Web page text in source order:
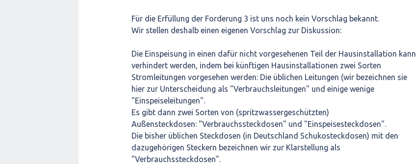
Für die Erfüllung der Forderung 3 ist uns noch kein Vorschlag bekannt.
Wir stellen deshalb einen eigenen Vorschlag zur Diskussion:
Die Einspeisung in einen dafür nicht vorgesehenen Teil der Hausinstallation kann
verhindert werden, indem bei künftigen Hausinstallationen zwei Sorten
Stromleitungen vorgesehen werden: Die üblichen Leitungen (wir bezeichnen sie
hier zur Unterscheidung als "Verbrauchsleitungen" und einige wenige
"Einspeiseleitungen".
Es gibt dann zwei Sorten von (spritzwassergeschützten)
Außensteckdosen: "Verbrauchssteckdosen" und "Einspeisesteckdosen".
Die bisher üblichen Steckdosen (in Deutschland Schukosteckdosen) mit den
dazugehörigen Steckern bezeichnen wir zur Klarstellung als
"Verbrauchssteckdosen".